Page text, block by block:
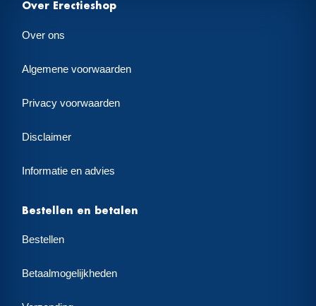
Over Erectieshop
Over ons
Algemene voorwaarden
Privacy voorwaarden
Disclaimer
Informatie en advies
Bestellen en betalen
Bestellen
Betaalmogelijkheden